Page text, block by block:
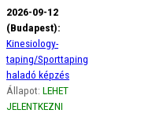
2026-09-12
(Budapest):
Kinesiology-
taping/Sporttaping
haladó képzés
Állapot: LEHET
JELENTKEZNI